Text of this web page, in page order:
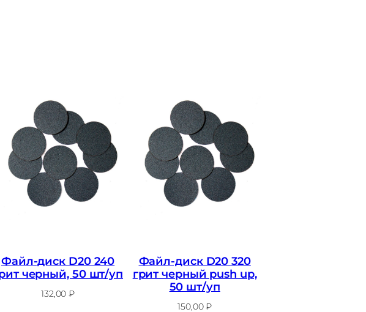
Файл-диск D20 240
черный, 50 шт/уп
132,00₽
Файл-диск D20 320
грит черный push up,
50 шт/уп
150,00₽